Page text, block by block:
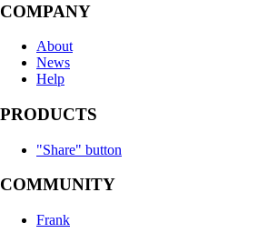
COMPANY
About
News
Help
PRODUCTS
"Share" button
COMMUNITY
Frank